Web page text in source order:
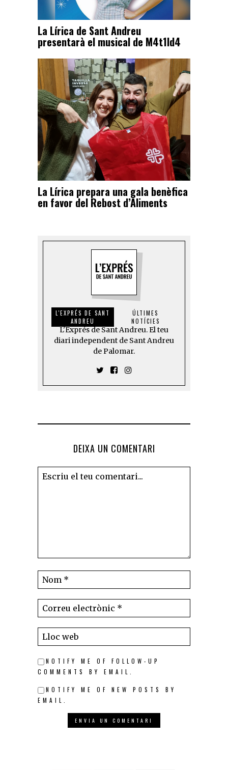
La Lírica de Sant Andreu
presentarà el musical de M4t1ld4
La Lírica prepara una gala benèfica
en favor del Rebost d’Aliments
L'EXPRÉS DE SANT
ANDREU
ÚLTIMES
NOTÍCIES
L'Exprés de Sant Andreu. El teu
diari independent de Sant Andreu
de Palomar.
DEIXA UN COMENTARI
NOTIFY ME OF FOLLOW-UP
COMMENTS BY EMAIL.
NOTIFY ME OF NEW POSTS BY
EMAIL.